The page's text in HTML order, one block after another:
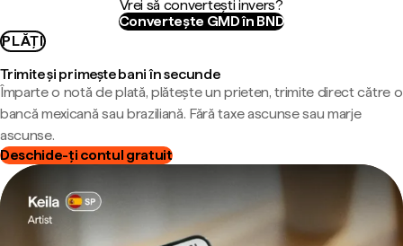
Vrei să convertești invers?
Convertește GMD în BND
PLĂȚI
Trimite și primește bani în secunde
Împarte o notă de plată, plătește un prieten, trimite direct către o
bancă mexicană sau braziliană. Fără taxe ascunse sau marje
ascunse.
Deschide-ți contul gratuit